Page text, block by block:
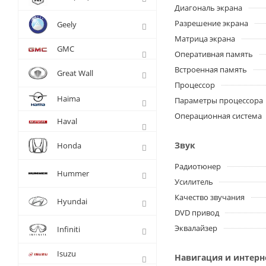
Диагональ экрана
Разрешение экрана
Матрица экрана
Оперативная память
Встроенная память
Процессор
Параметры процессора
Операционная система
Звук
Радиотюнер
Усилитель
Качество звучания
DVD привод
Эквалайзер
Навигация и
Geely
GMC
Great Wall
Haima
Haval
Honda
Hummer
Hyundai
Infiniti
Isuzu